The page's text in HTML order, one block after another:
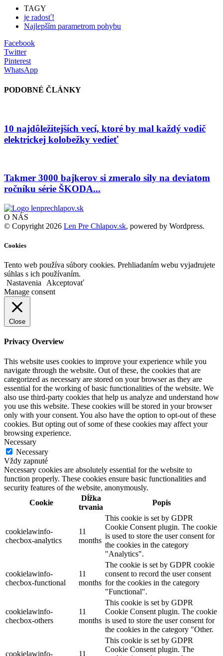
TAGY
je radosť!
Najlepším parametrom pohybu
Facebook
Twitter
Pinterest
WhatsApp
PODOBNÉ ČLÁNKY
10 najdôležitejších vecí, ktoré by mal každý vodič
elektrickej kolobežky vedieť
Takmer 3000 bajkerov si zmeralo sily na deviatom
ročníku série ŠKODA...
O NÁS
© Copyright 2026 Len Pre Chlapov.sk, powered by Wordpress.
Cookies
Tento web používa súbory cookies. Prehliadaním webu vyjadrujete
súhlas s ich používaním.
Nastavenia
Akceptovať
Manage consent
Close
Privacy Overview
This website uses cookies to improve your experience while you
navigate through the website. Out of these, the cookies that are
categorized as necessary are stored on your browser as they are
essential for the working of basic functionalities of the website. We
also use third-party cookies that help us analyze and understand how
you use this website. These cookies will be stored in your browser
only with your consent. You also have the option to opt-out of these
cookies. But opting out of some of these cookies may affect your
browsing experience.
Necessary
Necessary
Vždy zapnuté
Necessary cookies are absolutely essential for the website to
function properly. These cookies ensure basic functionalities and
security features of the website, anonymously.
Cookie
Dĺžka
trvania
Popis
cookielawinfo-
checbox-analytics
11
months
This cookie is set by GDPR
Cookie Consent plugin. The cookie
is used to store the user consent for
the cookies in the category
"Analytics".
cookielawinfo-
checbox-functional
11
months
The cookie is set by GDPR cookie
consent to record the user consent
for the cookies in the category
"Functional".
cookielawinfo-
checbox-others
11
months
This cookie is set by GDPR
Cookie Consent plugin. The cookie
is used to store the user consent for
the cookies in the category "Other.
cookielawinfo-
11
This cookie is set by GDPR
Cookie Consent plugin. The